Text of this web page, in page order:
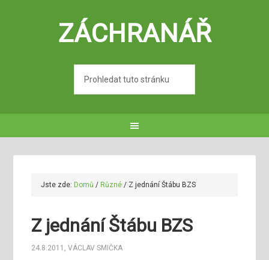
ZÁCHRANÁŘ
Jste zde: Domů / Různé / Z jednání Štábu BZS
Z jednání Štábu BZS
24.8.2011 ,VÁCLAV SMIČKA